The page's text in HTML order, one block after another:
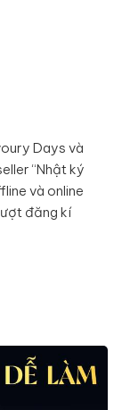
Days và
“Nhật ký
và online
đăng kí